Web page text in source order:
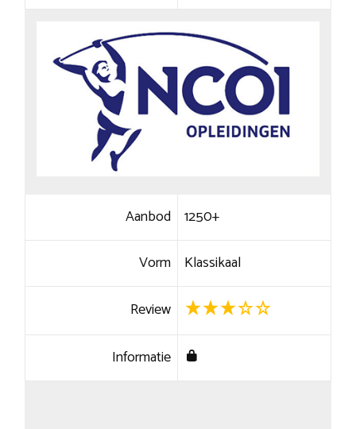
Aanbod 1250+
Vorm Klassikaal
Review
Informatie